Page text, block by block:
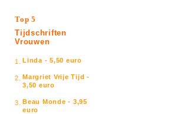
Top 5
Tijdschriften
Vrouwen
1. Linda - 5,50 euro
2. Margriet Vrije Tijd -
3,50 euro
3. Beau Monde - 3,95
euro